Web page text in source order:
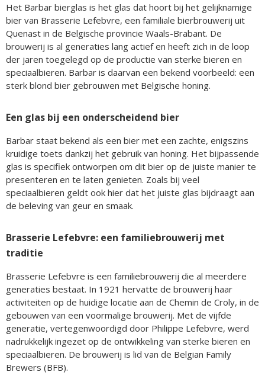
Het Barbar bierglas is het glas dat hoort bij het gelijknamige
bier van Brasserie Lefebvre, een familiale bierbrouwerij uit
Quenast in de Belgische provincie Waals-Brabant. De
brouwerij is al generaties lang actief en heeft zich in de loop
der jaren toegelegd op de productie van sterke bieren en
speciaalbieren. Barbar is daarvan een bekend voorbeeld: een
sterk blond bier gebrouwen met Belgische honing.
Een glas bij een onderscheidend bier
Barbar staat bekend als een bier met een zachte, enigszins
kruidige toets dankzij het gebruik van honing. Het bijpassende
glas is specifiek ontworpen om dit bier op de juiste manier te
presenteren en te laten genieten. Zoals bij veel
speciaalbieren geldt ook hier dat het juiste glas bijdraagt aan
de beleving van geur en smaak.
Brasserie Lefebvre: een familiebrouwerij met
traditie
Brasserie Lefebvre is een familiebrouwerij die al meerdere
generaties bestaat. In 1921 hervatte de brouwerij haar
activiteiten op de huidige locatie aan de Chemin de Croly, in de
gebouwen van een voormalige brouwerij. Met de vijfde
generatie, vertegenwoordigd door Philippe Lefebvre, werd
nadrukkelijk ingezet op de ontwikkeling van sterke bieren en
speciaalbieren. De brouwerij is lid van de Belgian Family
Brewers (BFB).